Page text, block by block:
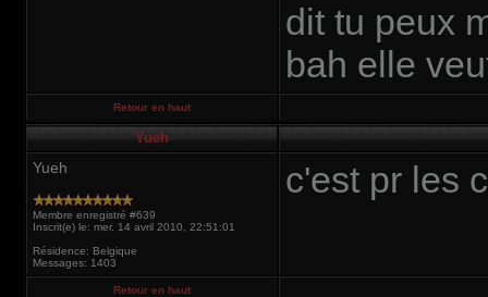
dit tu peux
bah elle
Retour en haut
Yueh
Yueh
Membre enregistré #639
Inscrit(e) le: mer. 14 avril 2010, 22:51:01
Résidence: Belgique
Messages: 1403
c'est pr les
Retour en haut